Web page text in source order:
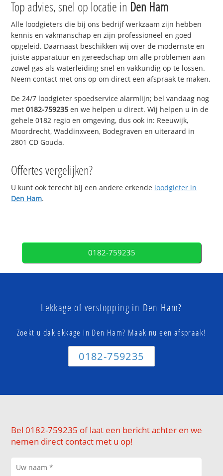
Top advies, snel op locatie in Den Ham
Alle loodgieters die bij ons bedrijf werkzaam zijn hebben
kennis en vakmanschap en zijn professioneel en goed
opgeleid. Daarnaast beschikken wij over de modernste en
juiste apparatuur en gereedschap om alle problemen aan
zowel gas als waterleiding snel en vakkundig op te lossen.
Neem contact met ons op om direct een afspraak te maken.
De 24/7 loodgieter spoedservice alarmlijn; bel vandaag nog
met0182-759235 en we helpen u direct. Wij helpen u in de
gehele 0182 regio en omgeving, dus ook in: Reeuwijk,
Moordrecht, Waddinxveen, Bodegraven en uiteraard in
2801 CD Gouda.
Offertes vergelijken?
U kunt ook terecht bij een andere erkende loodgieter in
Den Ham.
0182-759235
Lekkage of verstopping in Den Ham?
Zoekt u daklekkage in Den Ham? Maak nu een afspraak!
0182-759235
Bel 0182-759235 of laat een bericht achter en we
nemen direct contact met u op!